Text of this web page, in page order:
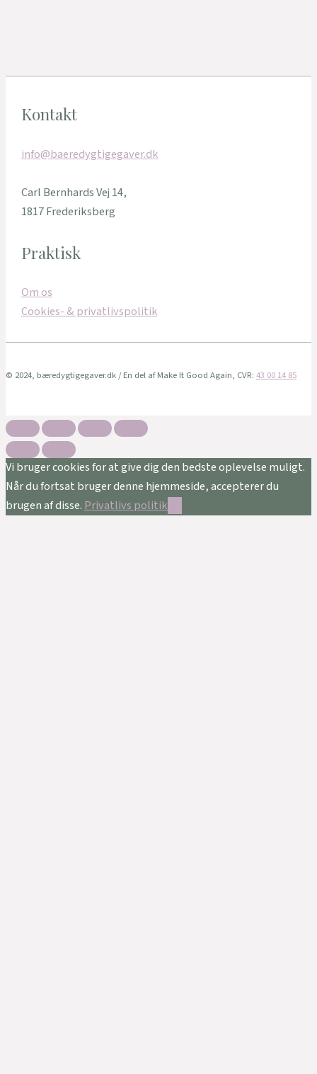
Kontakt
info@baeredygtigegaver.dk
Carl Bernhards Vej 14,
1817 Frederiksberg
Praktisk
Om os
Cookies- & privatlivspolitik
© 2024, bæredygtigegaver.dk / En del af Make It Good Again, CVR: 43 00 14 85
Vi bruger cookies for at give dig den bedste oplevelse muligt.
Når du fortsat bruger denne hjemmeside, accepterer du
brugen af disse.Privatlivs politik